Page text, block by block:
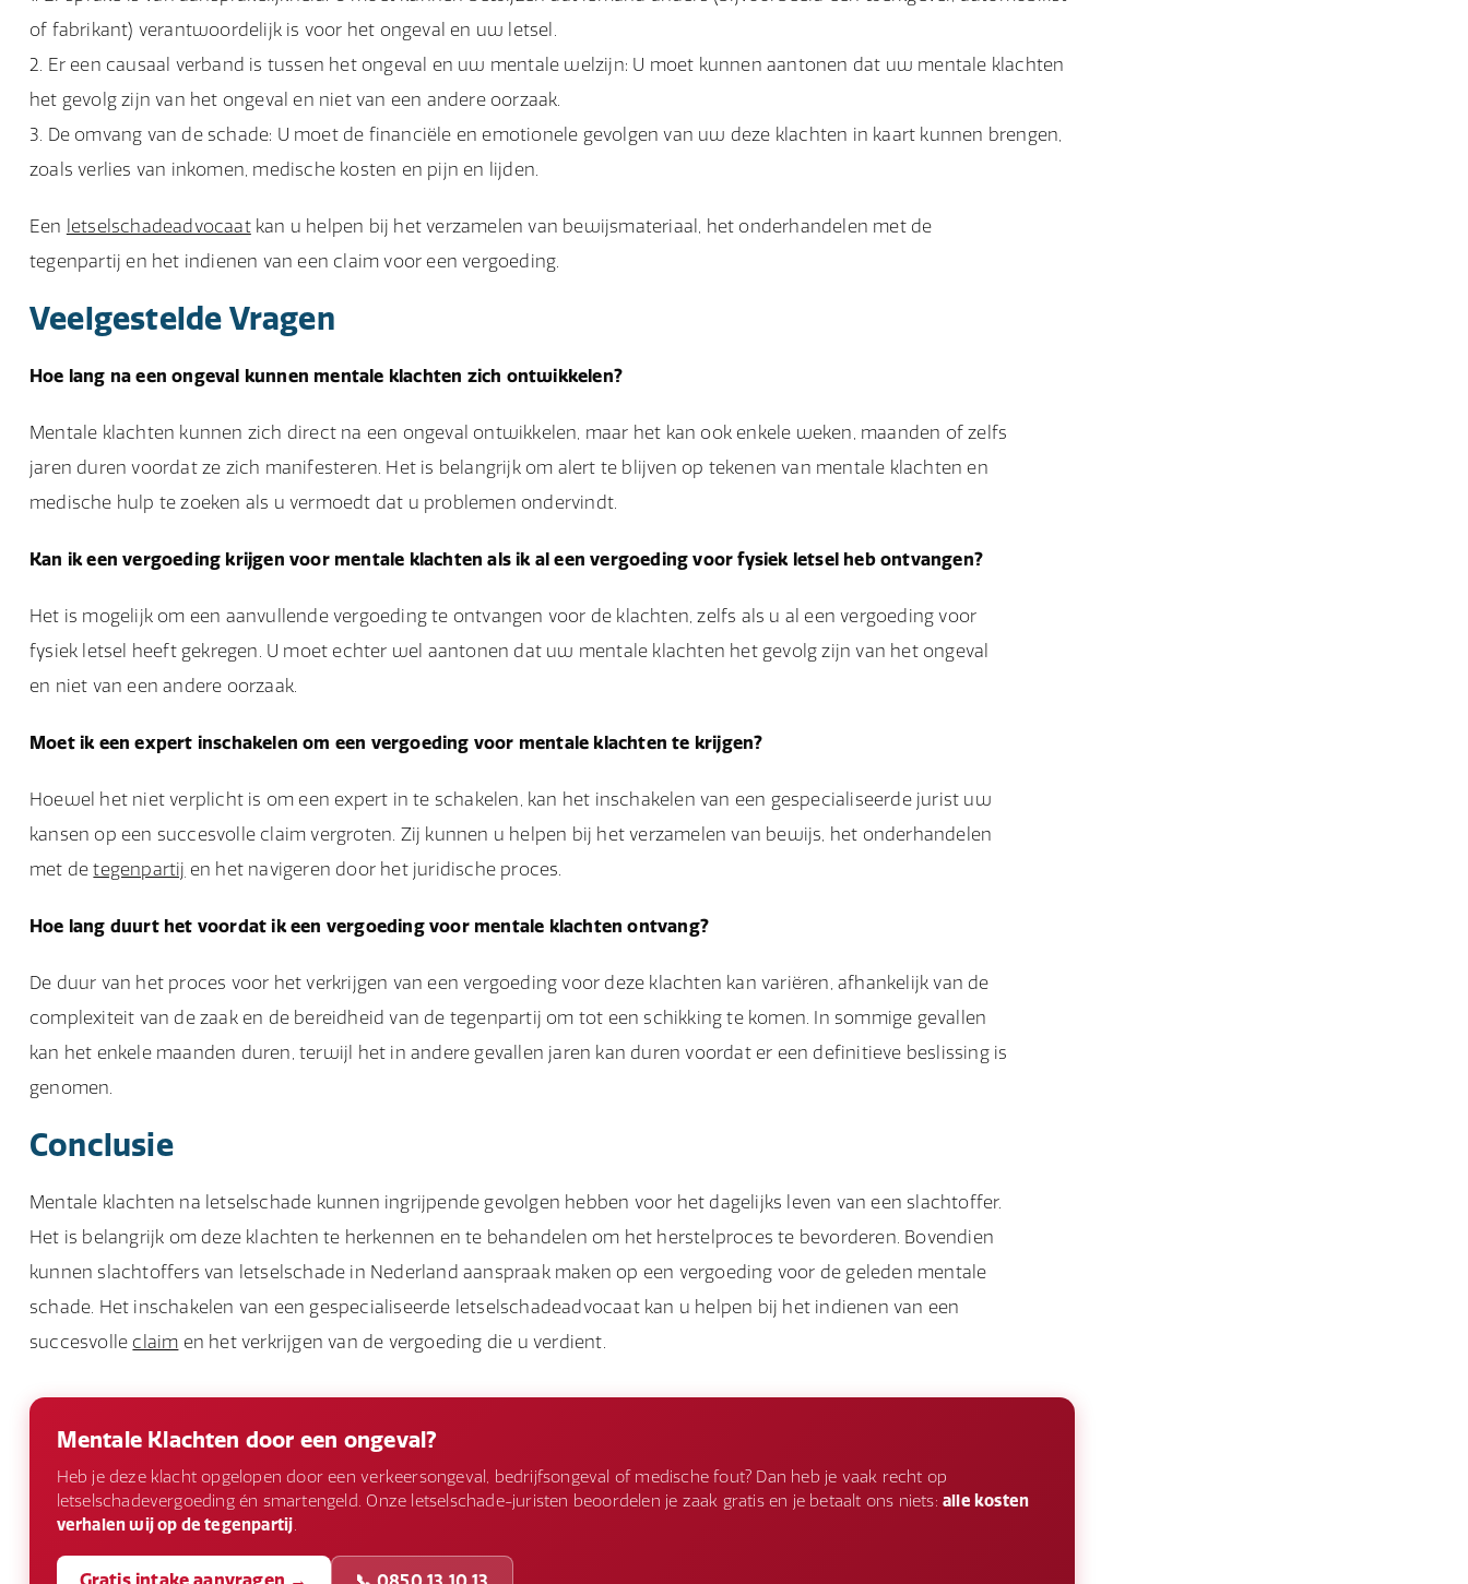
of fabrikant) verantwoordelijk is voor het ongeval en uw letsel.
Er een causaal verband is tussen het ongeval en uw mentale welzijn: U moet kunnen aantonen dat uw mentale klachten
het gevolg zijn van het ongeval en niet van een andere oorzaak.
De omvang van de schade: U moet de financiële en emotionele gevolgen van uw deze klachten in kaart kunnen brengen,
zoals verlies van inkomen, medische kosten en pijn en lijden.
Een letselschadeadvocaatkan u helpen bij het verzamelen van bewijsmateriaal, het onderhandelen met de
tegenpartij en het indienen van een claim voor een vergoeding.
Veelgestelde Vragen
Hoe lang na een ongeval kunnen mentale klachten zich ontwikkelen?
Mentale klachten kunnen zich direct na een ongeval ontwikkelen, maar het kan ook enkele weken, maanden of zelfs
jaren duren voordat ze zich manifesteren. Het is belangrijk om alert te blijven op tekenen van mentale klachten en
medische hulp te zoeken als u vermoedt dat u problemen ondervindt.
Kan ik een vergoeding krijgen voor mentale klachten als ik al een vergoeding voor fysiek letsel heb ontvangen?
Het is mogelijk om een aanvullende vergoeding te ontvangen voor de klachten, zelfs als u al een vergoeding voor
fysiek letsel heeft gekregen. U moet echter wel aantonen dat uw mentale klachten het gevolg zijn van het ongeval
en niet van een andere oorzaak.
Moet ik een expert inschakelen om een vergoeding voor mentale klachten te krijgen?
Hoewel het niet verplicht is om een expert in te schakelen, kan het inschakelen van een gespecialiseerde jurist uw
kansen op een succesvolle claim vergroten. Zij kunnen u helpen bij het verzamelen van bewijs, het onderhandelen
met detegenpartij en het navigeren door het juridische proces.
Hoe lang duurt het voordat ik een vergoeding voor mentale klachten ontvang?
De duur van het proces voor het verkrijgen van een vergoeding voor deze klachten kan variëren, afhankelijk van de
complexiteit van de zaak en de bereidheid van de tegenpartij om tot een schikking te komen. In sommige gevallen
kan het enkele maanden duren, terwijl het in andere gevallen jaren kan duren voordat er een definitieve beslissing is
genomen.
Conclusie
Mentale klachten na letselschade kunnen ingrijpende gevolgen hebben voor het dagelijks leven van een slachtoffer.
Het is belangrijk om deze klachten te herkennen en te behandelen om het herstelproces te bevorderen. Bovendien
kunnen slachtoffers van letselschade in Nederland aanspraak maken op een vergoeding voor de geleden mentale
schade. Het inschakelen van een gespecialiseerde letselschadeadvocaat kan u helpen bij het indienen van een
succesvolle claim en het verkrijgen van de vergoeding die u verdient.
Mentale Klachten door een ongeval?
Heb je deze klacht opgelopen door een verkeersongeval, bedrijfsongeval of medische fout? Dan heb je vaak recht op
letselschadevergoeding én smartengeld. Onze letselschade-juristen beoordelen je zaak gratis en je betaalt ons niets: alle kosten
verhalen wij op de tegenpartij
Gratis intake aanvragen →